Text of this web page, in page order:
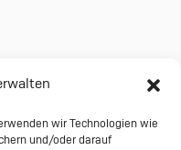
wir Technologien wie
und/oder darauf